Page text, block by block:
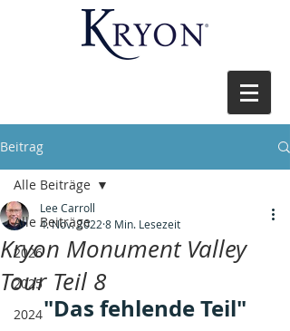
Beitrag
Alle Beiträge
2026
2025
2024
Alle Beiträge
Kryon Monument Valley
Tour Teil 8
Lee Carroll
4. Nov. 2022 8 Min. Lesezeit
"Das fehlende Teil"